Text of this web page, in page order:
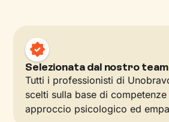
Selezionata dal nostro
Tutti i professionisti di
scelti sulla base di
approccio psicologico ed